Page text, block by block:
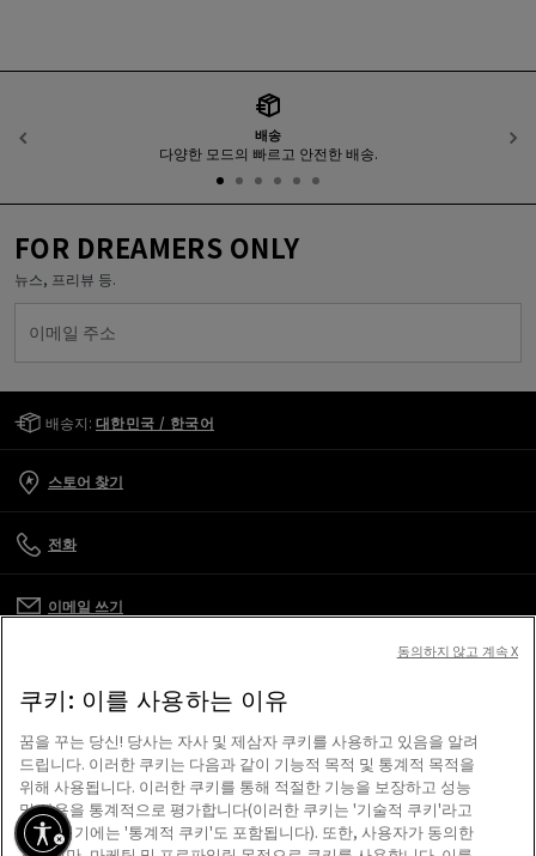
배송
다양한 모드의 빠르고 안전한 배송.
이전
FOR DREAMERS ONLY
뉴스, 프리뷰 등.
이메일 주소
배송지: 대한민국 / 한국어
스토어 찾기
전화
이메일 쓰기
이용 약관
쿠키: 이를 사용하는 이유
꿈을 꾸는 당신! 당사는 자사 및 제삼자 쿠키를 사용하고 있음을 알려
드립니다. 이러한 쿠키는 다음과 같이 기능적 목적 및 통계적 목적을
위해 사용됩니다. 이러한 쿠키를 통해 적절한 기능을 보장하고 성능
및 사용을 통계적으로 평가합니다(이러한 쿠키는 '기술적 쿠키'라고
하며, 여기에는 '통계적 쿠키'도 포함됩니다). 또한, 사용자가 동의한
동의하지 않고 계속 X